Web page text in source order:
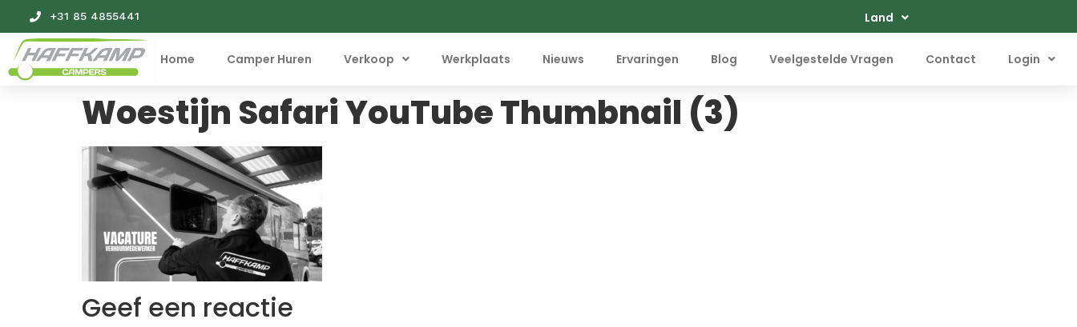
+31 85 4855441 Land
Home Camper Huren Verkoop Werkplaats Nieuws Ervaringen Blog Veelgestelde Vragen Contact Login
Woestijn Safari YouTube Thumbnail (3)
Geef een reactie